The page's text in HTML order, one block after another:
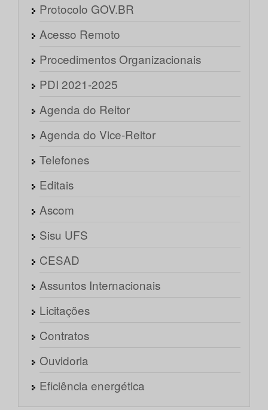
Protocolo GOV.BR
Acesso Remoto
Procedimentos Organizacionais
PDI 2021-2025
Agenda do Reitor
Agenda do Vice-Reitor
Telefones
Editais
Ascom
Sisu UFS
CESAD
Assuntos Internacionais
Licitações
Contratos
Ouvidoria
Eficiência energética